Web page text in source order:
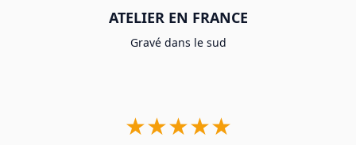
ATELIER EN FRANCE
Gravé dans le sud
★★★★★